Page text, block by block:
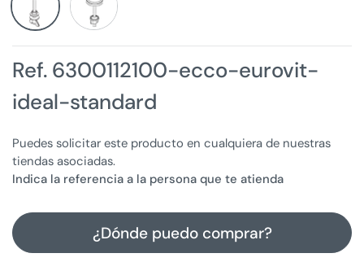
Ref. 6300112100-ecco-eurovit-
ideal-standard
Puedes solicitar este producto en cualquiera de nuestras
tiendas asociadas.
Indica la referencia a la persona que te atienda
¿Dónde puedo comprar?